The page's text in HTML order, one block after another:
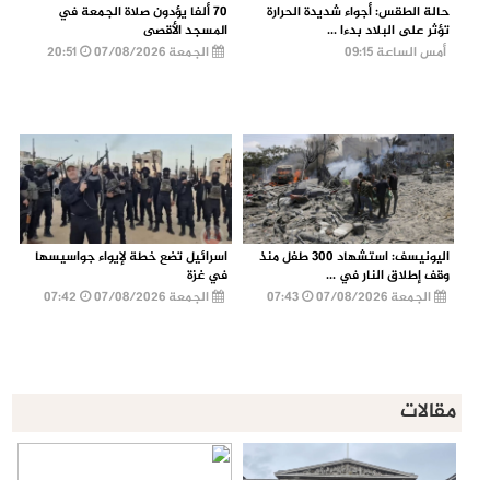
حالة الطقس: أجواء شديدة الحرارة
تؤثر على البلاد بدءا ...
أمس الساعة 09:15
70 ألفا يؤدون صلاة الجمعة في
المسجد الأقصى
الجمعة 07/08/2026
20:51
اليونيسف: استشهاد 300 طفل منذ
وقف إطلاق النار في ...
الجمعة 07/08/2026
اسرائيل تضع خطة لإيواء جواسيسها
في غزة
الجمعة 07/08/2026
مقالات